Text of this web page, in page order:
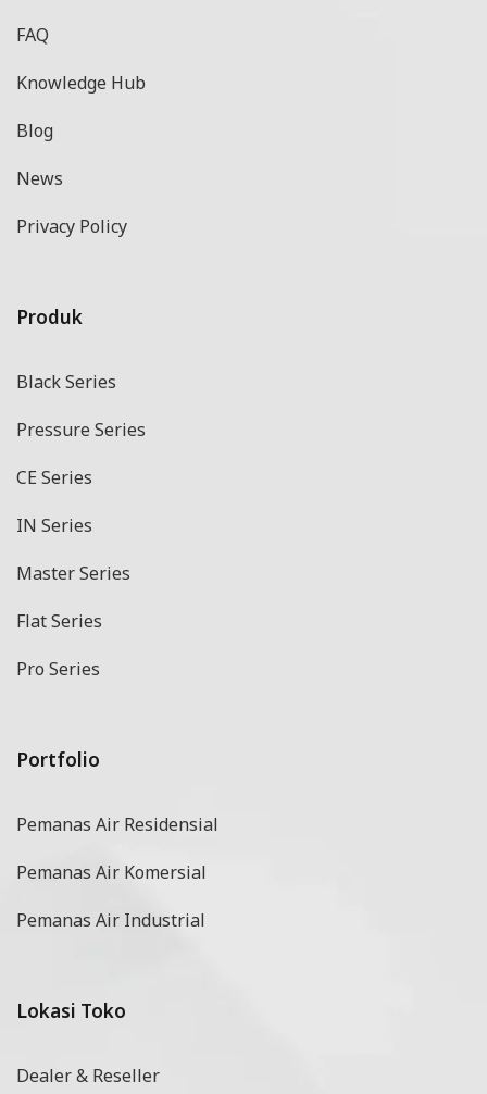
FAQ
Knowledge Hub
Blog
News
Privacy Policy
Produk
Black Series
Pressure Series
CE Series
IN Series
Master Series
Flat Series
Pro Series
Portfolio
Pemanas Air Residensial
Pemanas Air Komersial
Pemanas Air Industrial
Lokasi Toko
Dealer & Reseller